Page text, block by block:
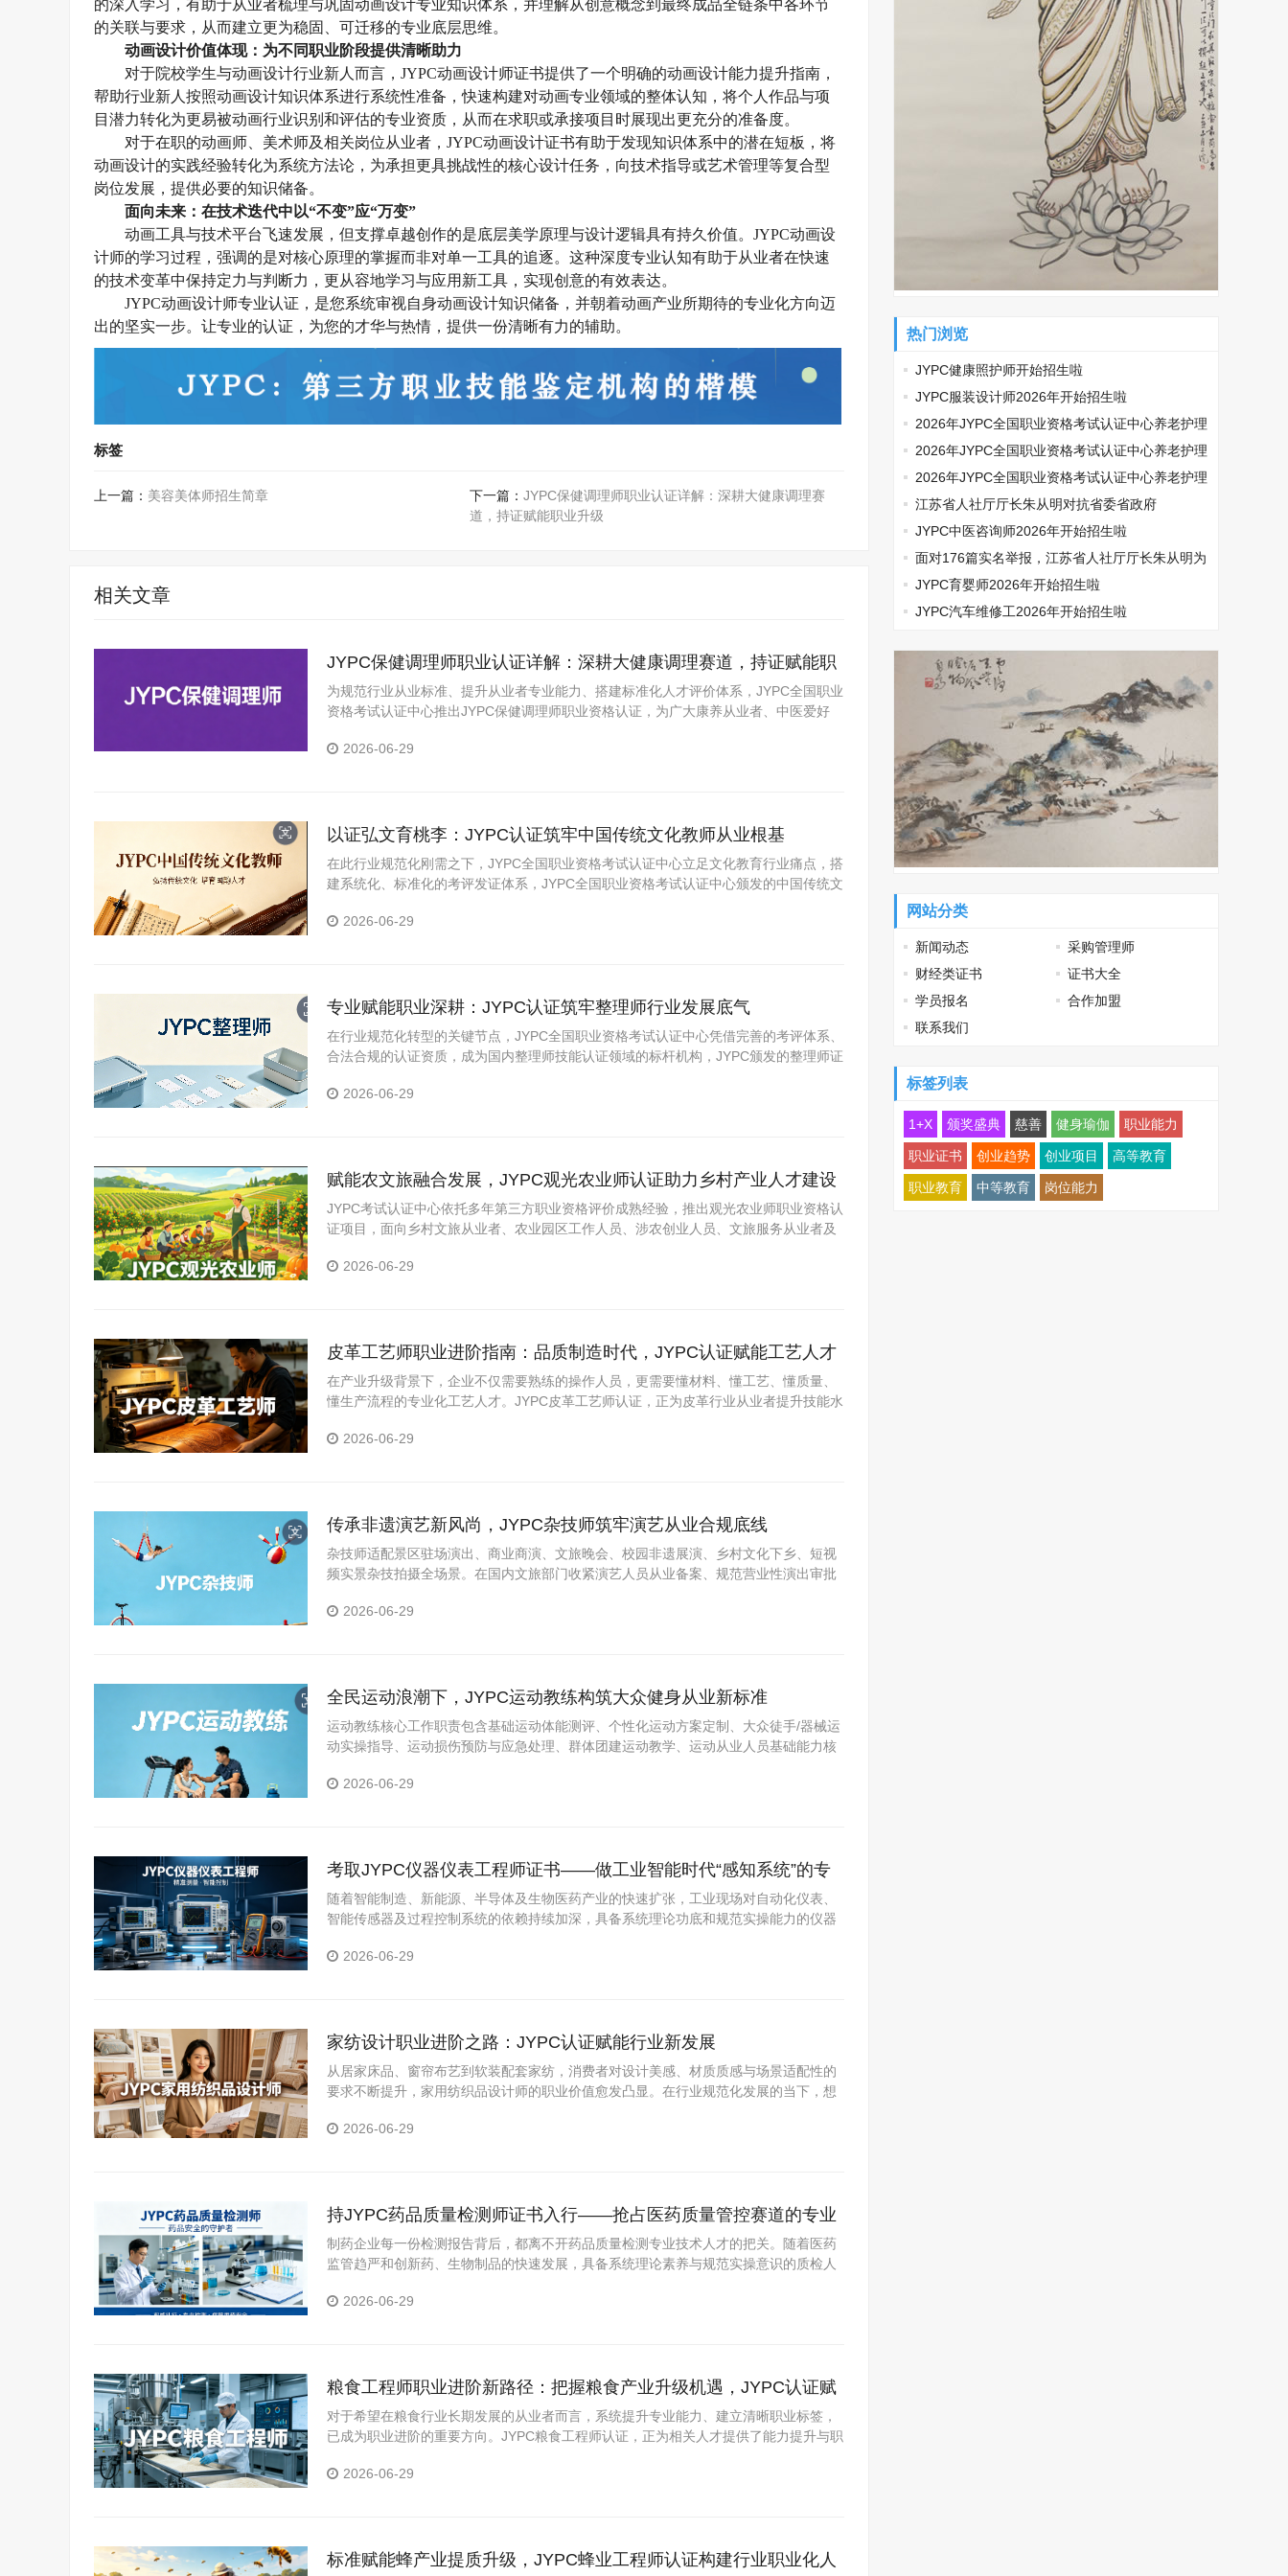
的深入学习，有助于从业者梳理与巩固动画设计专业知识体系，并理解从创意概念到最终成品全链条中各环节
的关联与要求，从而建立更为稳固、可迁移的专业底层思维。
动画设计价值体现：为不同职业阶段提供清晰助力
对于院校学生与动画设计行业新人而言， JYPC动画设计师证书提供了一个明确的动画设计能力提升指南 ，
帮助行业新人 按照动画设计知识体系进行系统性准备，快速构建对动画专业领域的整体认知，将个人作品与项
目潜力转化为更易被动画行业识别和评估的专业资质，从而在求职或承接项目时展现出更充分的准备度。
对于在职的动画师、美术师及相关岗位从业者， JYPC动画设计证书有助于发现知识体系中的潜在短板，将
动画设计的实践经验转化为系统方法论，为承担更具挑战性的核心设计任务 ， 向技术指导或艺术管理等复合型
岗位发展，提供必要的知识储备。
面向未来：在技术迭代中以“不变”应“万变”
动画工具与技术平台飞速发展，但支撑卓越创作的是底层美学原理与设计逻辑具有持久价值。 JYPC动画设
计师的学习过程，强调的是对核心原理的掌握而非对单一工具的追逐。这种深度专业认知有助于从业者在快速
的技术变革中保持定力与判断力，更从容地学习与应用新工具，实现创意的有效表达。
JYPC动画设计师专业认证 ，是您系统审视自身动画设计知识储备，并朝着动画产业所期待的专业化方向迈
出的坚实一步。让专业的认证，为您的才华与热情，提供一份清晰有力的辅助。
标签
上一篇： 美容美体师招生简章 下一篇： JYPC保健调理师职业认证详解：深耕大健康调理赛
道，持证赋能职业升级
相关文章
JYPC保健调理师职业认证详解：深耕大健康调理赛道，持证赋能职
业升级
为规范行业从业标准、提升从业者专业能力、搭建标准化人才评价体系，JYPC全国职业
资格考试认证中心推出JYPC保健调理师职业资格认证，为广大康养从业者、中医爱好
2026-06-29
以证弘文育桃李：JYPC认证筑牢中国传统文化教师从业根基
在此行业规范化刚需之下，JYPC全国职业资格考试认证中心立足文化教育行业痛点，搭
建系统化、标准化的考评发证体系，JYPC全国职业资格考试认证中心颁发的中国传统文
核心权威凭证，为全品类中国传统文化教师从业者
2026-06-29
专业赋能职业深耕：JYPC认证筑牢整理师行业发展底气
在行业规范化转型的关键节点，JYPC全国职业资格考试认证中心凭借完善的考评体系、
合法合规的认证资质，成为国内整理师技能认证领域的标杆机构，JYPC颁发的整理师证
清了职业发展的信任壁垒。
2026-06-29
赋能农文旅融合发展，JYPC观光农业师认证助力乡村产业人才建设
JYPC考试认证中心依托多年第三方职业资格评价成熟经验，推出观光农业师职业资格认
证项目，面向乡村文旅从业者、农业园区工作人员、涉农创业人员、文旅服务从业者及
助力国内观光农业产业规范化、品牌化、可持续发展。
2026-06-29
皮革工艺师职业进阶指南：品质制造时代，JYPC认证赋能工艺人才
发展
在产业升级背景下，企业不仅需要熟练的操作人员，更需要懂材料、懂工艺、懂质量、
懂生产流程的专业化工艺人才。JYPC皮革工艺师认证，正为皮革行业从业者提升技能水
2026-06-29
传承非遗演艺新风尚，JYPC杂技师筑牢演艺从业合规底线
杂技师适配景区驻场演出、商业商演、文旅晚会、校园非遗展演、乡村文化下乡、短视
频实景杂技拍摄全场景。在国内文旅部门收紧演艺人员从业备案、规范营业性演出审批
国内第三方正规杂技师从业资质的空白，目前JYP
2026-06-29
全民运动浪潮下，JYPC运动教练构筑大众健身从业新标准
运动教练核心工作职责包含基础运动体能测评、个性化运动方案定制、大众徒手/器械运
动实操指导、运动损伤预防与应急处理、群体团建运动教学、运动从业人员基础能力核
景就业。
2026-06-29
考取JYPC仪器仪表工程师证书——做工业智能时代“感知系统”的专
业把关人
随着智能制造、新能源、半导体及生物医药产业的快速扩张，工业现场对自动化仪表、
智能传感器及过程控制系统的依赖持续加深，具备系统理论功底和规范实操能力的仪器
求岗位。
2026-06-29
家纺设计职业进阶之路：JYPC认证赋能行业新发展
从居家床品、窗帘布艺到软装配套家纺，消费者对设计美感、材质质感与场景适配性的
要求不断提升，家用纺织品设计师的职业价值愈发凸显。在行业规范化发展的当下，想
心竞争力的优质选择。
2026-06-29
持JYPC药品质量检测师证书入行——抢占医药质量管控赛道的专业
名片
制药企业每一份检测报告背后，都离不开药品质量检测专业技术人才的把关。随着医药
监管趋严和创新药、生物制品的快速发展，具备系统理论素养与规范实操意识的质检人
2026-06-29
粮食工程师职业进阶新路径：把握粮食产业升级机遇，JYPC认证赋
能专业成长
对于希望在粮食行业长期发展的从业者而言，系统提升专业能力、建立清晰职业标签，
已成为职业进阶的重要方向。JYPC粮食工程师认证，正为相关人才提供了能力提升与职
2026-06-29
标准赋能蜂产业提质升级，JYPC蜂业工程师认证构建行业职业化人
热门浏览
JYPC健康照护师开始招生啦
JYPC服装设计师2026年开始招生啦
2026年JYPC全国职业资格考试认证中心养老护理
师开始报名啦
2026年JYPC全国职业资格考试认证中心养老护理
师开始报名啦
2026年JYPC全国职业资格考试认证中心养老护理
师开始报名啦
江苏省人社厅厅长朱从明对抗省委省政府
JYPC中医咨询师2026年开始招生啦
面对176篇实名举报，江苏省人社厅厅长朱从明为
何选择沉默
JYPC育婴师2026年开始招生啦
JYPC汽车维修工2026年开始招生啦
网站分类
新闻动态
采购管理师
财经类证书
证书大全
学员报名
合作加盟
联系我们
标签列表
1+X 颁奖盛典 慈善 健身瑜伽 职业能力
职业证书 创业趋势 创业项目 高等教育
职业教育 中等教育 岗位能力